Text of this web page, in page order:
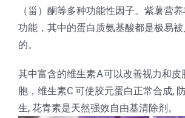
挤出奶酪切片
寿司切割机
冷冻面团切割
牛轧糖切割
阿胶糕切片
谷物棒切割
宠物食品
（甾）酮等多种功能性因子。紫薯营
功能，其中的蛋白质氨基酸都是极易
的。
其中富含的维生素A可以改善视力和皮
胞，维生素C 可使胶元蛋白正常合成,
生, 花青素是天然强效自由基清除剂。